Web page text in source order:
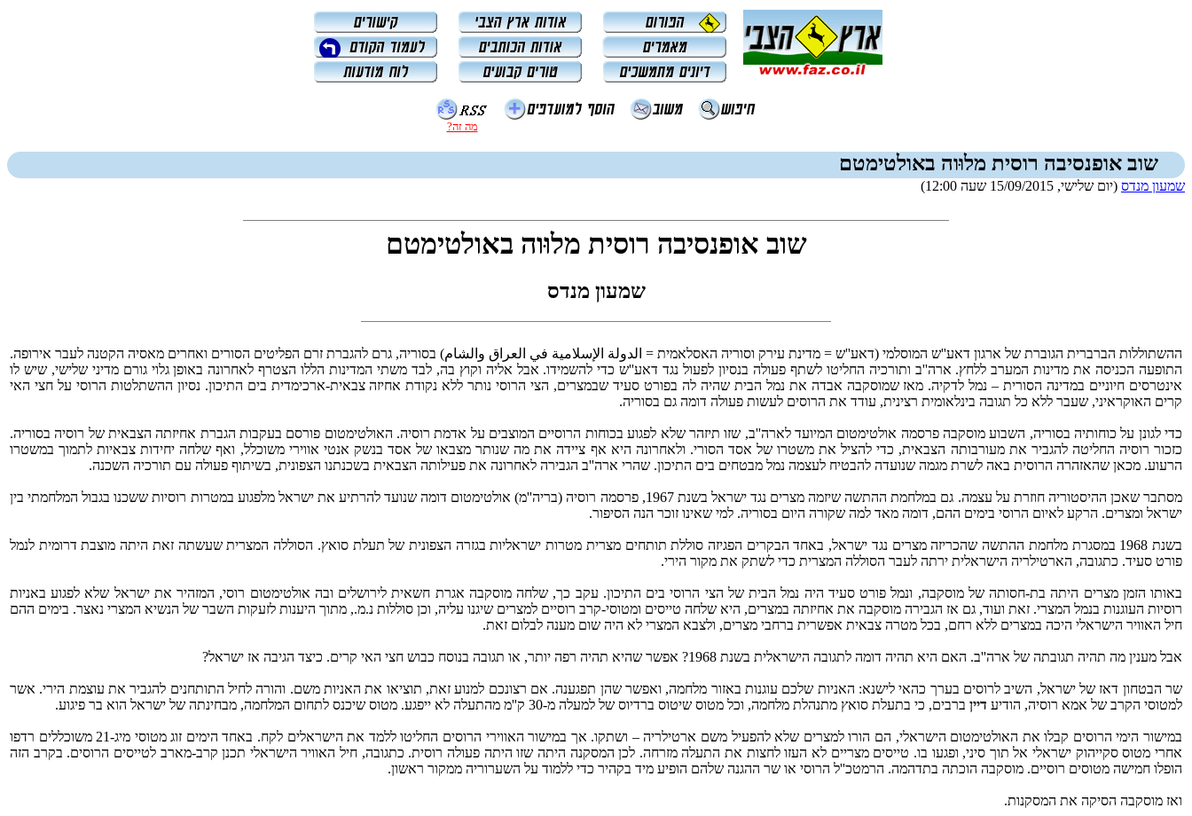
מה זה?
שוב אופנסיבה רוסית מלוּוה באולטימטם
שמעון מנדס (יום שלישי, 15/09/2015 שעה 12:00)
שוב אופנסיבה רוסית מלוּוה באולטימטם
שמעון מנדס
ההשתוללות הברברית הגוברת של ארגון דאע''ש המוסלמי (דאע''ש = מדינת עירק וסוריה האסלאמית = الدولة الإسلامية في العراق والشام) בסוריה, גרם להגברת זרם הפליטים הסורים ואחרים מאסיה הקטנה לעבר אירופה.
התופעה הכניסה את מדינות המערב ללחץ. ארה''ב ותורכיה החליטו לשתף פעולה בנסיון לפעול נגד דאע''ש כדי להשמידו. אבל אליה וקוץ בה, לבד משתי המדינות הללו הצטרף לאחרונה באופן גלוי גורם מדיני שלישי, שיש לו
אינטרסים חיוניים במדינה הסורית – נמל לדקיה. מאז שמוסקבה אבדה את נמל הבית שהיה לה בפורט סעיד שבמצרים, הצי הרוסי נותר ללא נקודת אחיזה צבאית-ארכימדית בים התיכון. נסיון ההשתלטות הרוסי על חצי האי
קרים האוקראיני, שעבר ללא כל תגובה בינלאומית רצינית, עודד את הרוסים לעשות פעולה דומה גם בסוריה.
כדי לגונן על כוחותיה בסוריה, השבוע מוסקבה פרסמה אולטימטום המיועד לארה''ב, שזו תיזהר שלא לפגוע בכוחות הרוסיים המוצבים על אדמת רוסיה. האולטימטום פורסם בעקבות הגברת אחיזתה הצבאית של רוסיה בסוריה.
כזכור רוסיה החליטה להגביר את מעורבותה הצבאית, כדי להציל את משטרו של אסד הסורי. ולאחרונה היא אף ציידה את מה שנותר מצבאו של אסד בנשק אנטי אווירי משוכלל, ואף שלחה יחידות צבאיות לתמוך במשטרו
הרעוע. מכאן שהאזהרה הרוסית באה לשרת מגמה שנועדה להבטיח לעצמה נמל מבטחים בים התיכון. שהרי ארה''ב הגבירה לאחרונה את פעילותה הצבאית בשכנתנו הצפונית, בשיתוף פעולה עם תורכיה השכנה.
מסתבר שאכן ההיסטוריה חוזרת על עצמה. גם במלחמת ההתשה שיזמה מצרים נגד ישראל בשנת 1967, פרסמה רוסיה (בריה''מ) אולטימטום דומה שנועד להרתיע את ישראל מלפגוע במטרות רוסיות ששכנו בגבול המלחמתי בין
ישראל ומצרים. הרקע לאיום הרוסי בימים ההם, דומה מאד למה שקורה היום בסוריה. למי שאינו זוכר הנה הסיפור.
בשנת 1968 במסגרת מלחמת ההתשה שהכריזה מצרים נגד ישראל, באחד הבקרים הפגיזה סוללת תותחים מצרית מטרות ישראליות בגזרה הצפונית של תעלת סואץ. הסוללה המצרית שעשתה זאת היתה מוצבת דרומית לנמל
פורט סעיד. כתגובה, הארטילריה הישראלית ירתה לעבר הסוללה המצרית כדי לשתק את מקור הירי.
באותו הזמן מצרים היתה בת-חסותה של מוסקבה, ונמל פורט סעיד היה נמל הבית של הצי הרוסי בים התיכון. עקב כך, שלחה מוסקבה אגרת חשאית לירושלים ובה אולטימטום רוסי, המזהיר את ישראל שלא לפגוע באניות
רוסיות העוגנות בנמל המצרי. זאת ועוד, גם אז הגבירה מוסקבה את אחיזתה במצרים, היא שלחה טייסים ומטוסי-קרב רוסיים למצרים שיגנו עליה, וכן סוללות נ.מ., מתוך היענות לזעקות השבר של הנשיא המצרי נאצר. בימים ההם
חיל האוויר הישראלי היכה במצרים ללא רחם, בכל מטרה צבאית אפשרית ברחבי מצרים, ולצבא המצרי לא היה שום מענה לבלום זאת.
אבל מענין מה תהיה תגובתה של ארה''ב. האם היא תהיה דומה לתגובה הישראלית בשנת 1968? אפשר שהיא תהיה רפה יותר, או תגובה בנוסח כבוש חצי האי קרים. כיצד הגיבה אז ישראל?
שר הבטחון דאז של ישראל, השיב לרוסים בערך כהאי לישנא: האניות שלכם עוגנות באזור מלחמה, ואפשר שהן תפגענה. אם רצונכם למנוע זאת, תוציאו את האניות משם. והורה לחיל התותחנים להגביר את עוצמת הירי. אשר
למטוסי הקרב של אמא רוסיה, הודיע דיין ברבים, כי בתעלת סואץ מתנהלת מלחמה, וכל מטוס שיטוס ברדיוס של למעלה מ-‏30 ק''מ מהתעלה לא ייפגע. מטוס שיכנס לתחום המלחמה, מבחינתה של ישראל הוא בר פיגוע.
במישור הימי הרוסים קבלו את האולטימטום הישראלי, הם הורו למצרים שלא להפעיל משם ארטילריה – ושתקו. אך במישור האווירי הרוסים החליטו ללמד את הישראלים לקח. באחד הימים זוג מטוסי מיג-‏21 משוכללים רדפו
אחרי מטוס סקייהוק ישראלי אל תוך סיני, ופגעו בו. טייסים מצריים לא העזו לחצות את התעלה מזרחה. לכן המסקנה היתה שזו היתה פעולה רוסית. כתגובה, חיל האוויר הישראלי תכנן קרב-מארב לטייסים הרוסים. בקרב הזה
הופלו חמישה מטוסים רוסיים. מוסקבה הוכתה בתדהמה. הרמטכ''ל הרוסי או שר ההגנה שלהם הופיע מיד בקהיר כדי ללמוד על השערוריה ממקור ראשון.
ואז מוסקבה הסיקה את המסקנות.